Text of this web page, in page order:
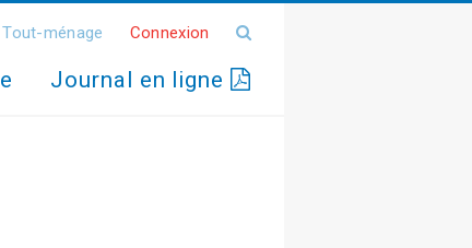
Tout-ménage Connexion
Journal en ligne